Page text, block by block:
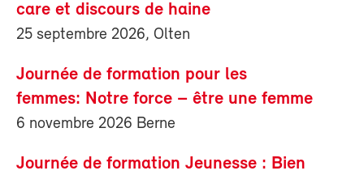
care et discours de haine
25 septembre 2026, Olten
Journée de formation pour les
femmes: Notre force – être une femme
6 novembre 2026 Berne
Journée de formation Jeunesse : Bien